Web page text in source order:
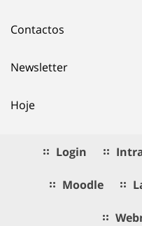
Contactos
Newsletter
Hoje
Login
Moodle